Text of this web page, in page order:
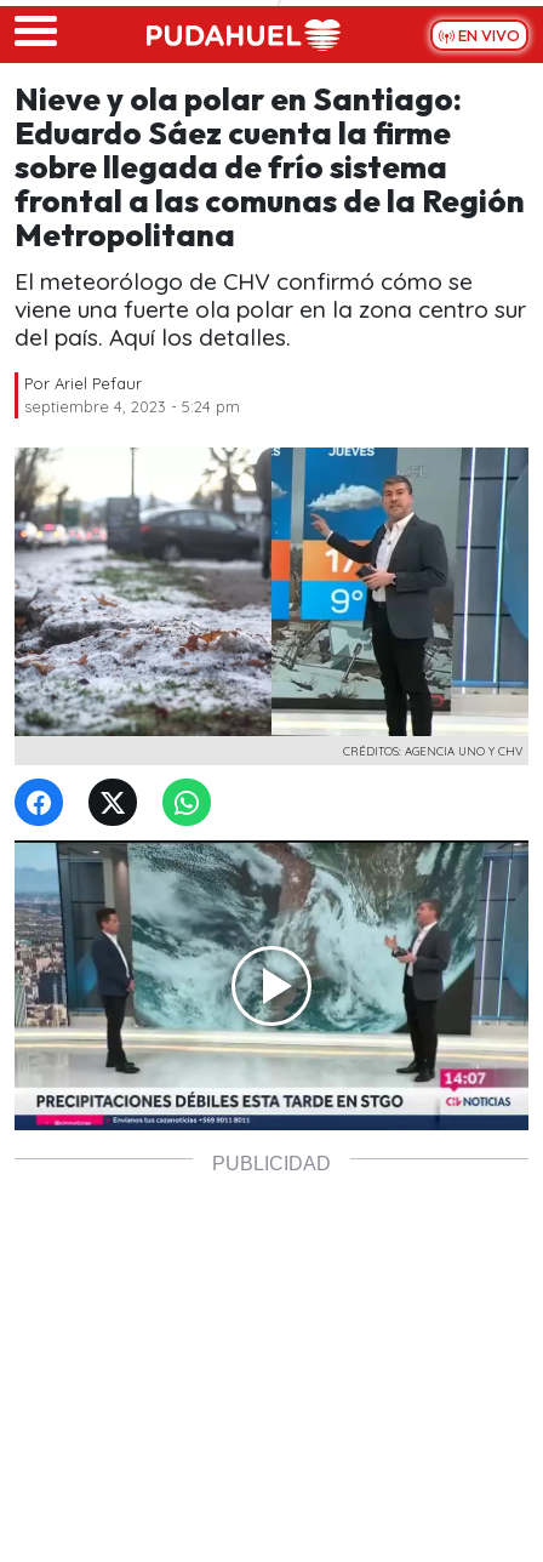
Skip to main content
EN VIVO
Nieve y ola polar en Santiago:
Eduardo Sáez cuenta la firme
sobre llegada de frío sistema
frontal a las comunas de la Región
Metropolitana
El meteorólogo de CHV confirmó cómo se
viene una fuerte ola polar en la zona centro sur
del país. Aquí los detalles.
Por Ariel Pefaur
septiembre 4, 2023 - 5:24 pm
CRÉDITOS: AGENCIA UNO Y CHV